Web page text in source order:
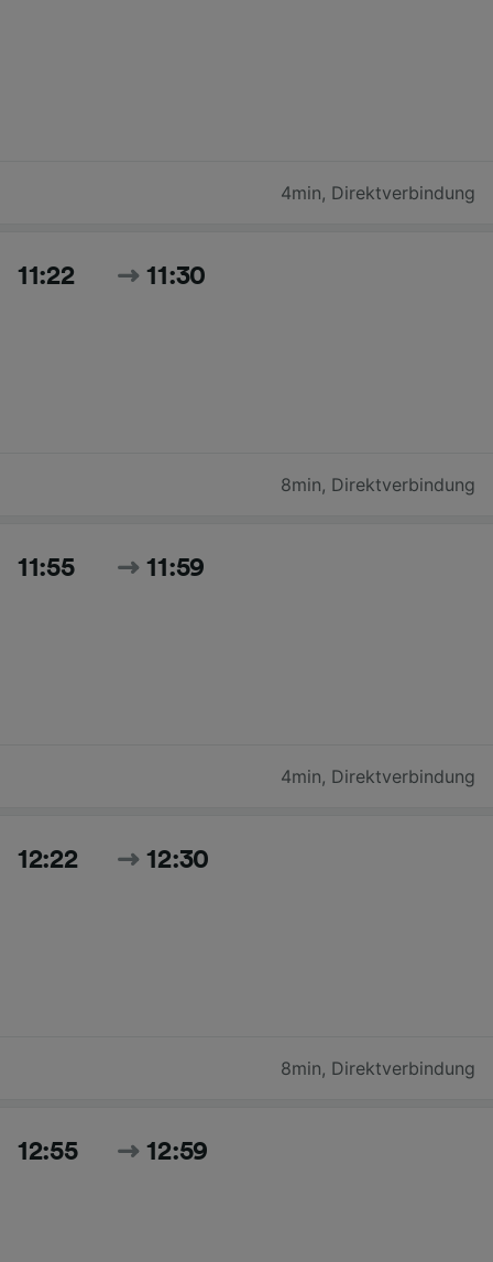
4min, Direktverbindung
11:22 11:30
8min, Direktverbindung
11:55 11:59
4min, Direktverbindung
12:22 12:30
8min, Direktverbindung
12:55 12:59